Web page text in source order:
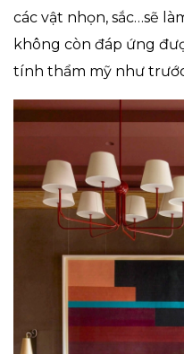
các vật nhọn, sắc…sẽ
không còn đáp ứng
tính thẩm mỹ như